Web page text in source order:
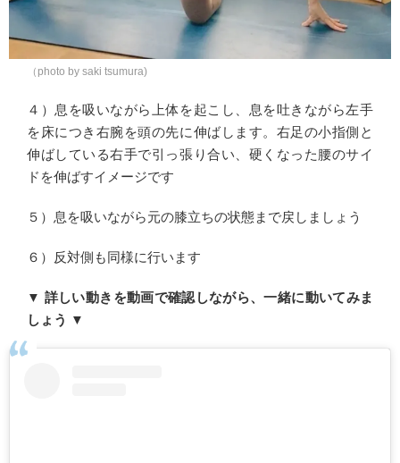
（photo by saki tsumura)
４）息を吸いながら上体を起こし、息を吐きながら左手
を床につき右腕を頭の先に伸ばします。右足の小指側と
伸ばしている右手で引っ張り合い、硬くなった腰のサイ
ドを伸ばすイメージです
５）息を吸いながら元の膝立ちの状態まで戻しましょう
６）反対側も同様に行います
▼ 詳しい動きを動画で確認しながら、一緒に動いてみま
しょう ▼